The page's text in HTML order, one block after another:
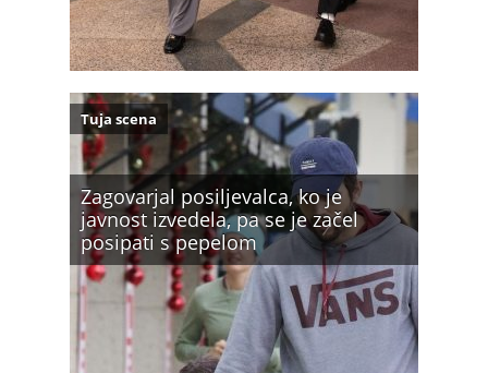
Zagovarjal posiljevalca, ko je
javnost izvedela, pa se je začel
posipati s pepelom
Tuja scena